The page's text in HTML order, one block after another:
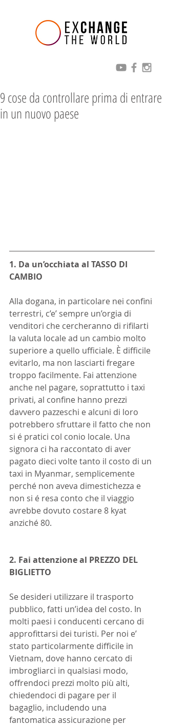
9 cose da controllare prima di entrare
in un nuovo paese
1. Da un’occhiata al TASSO DI
CAMBIO
Alla dogana, in particolare nei confini
terrestri, c’e’ sempre un’orgia di
venditori che cercheranno di rifilarti
la valuta locale ad un cambio molto
superiore a quello ufficiale. È difficile
evitarlo, ma non lasciarti fregare
troppo facilmente. Fai attenzione
anche nel pagare, soprattutto i taxi
privati, al confine hanno prezzi
davvero pazzeschi e alcuni di loro
potrebbero sfruttare il fatto che non
si é pratici col conio locale. Una
signora ci ha raccontato di aver
pagato dieci volte tanto il costo di un
taxi in Myanmar, semplicemente
perché non aveva dimestichezza e
non si é resa conto che il viaggio
avrebbe dovuto costare 8 kyat
anziché 80.
2. Fai attenzione al PREZZO DEL
BIGLIETTO
Se desideri utilizzare il trasporto
pubblico, fatti un’idea del costo. In
molti paesi i conducenti cercano di
approfittarsi dei turisti. Per noi e’
stato particolarmente difficile in
Vietnam, dove hanno cercato di
imbrogliarci in qualsiasi modo,
offrendoci prezzi molto più alti,
chiedendoci di pagare per il
bagaglio, includendo una
fantomatica assicurazione per